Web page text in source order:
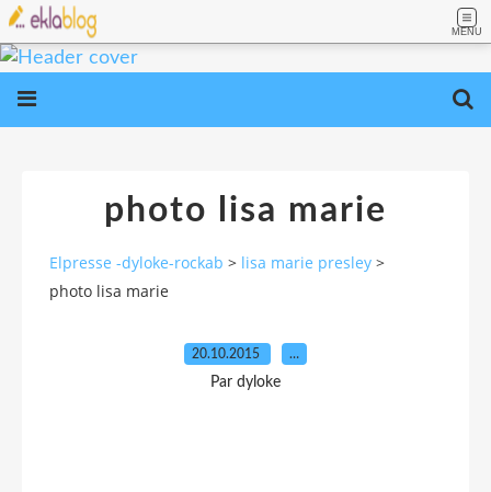
MENU
photo lisa marie
Elpresse -dyloke-rockab > lisa marie presley >
photo lisa marie
20.10.2015 …
Par dyloke